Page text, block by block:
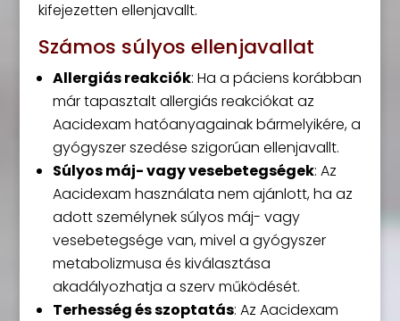
kifejezetten ellenjavallt.
Számos súlyos ellenjavallat
Allergiás reakciók: Ha a páciens korábban
már tapasztalt allergiás reakciókat az
Aacidexam hatóanyagainak bármelyikére, a
gyógyszer szedése szigorúan ellenjavallt.
Súlyos máj- vagy vesebetegségek: Az
Aacidexam használata nem ajánlott, ha az
adott személynek súlyos máj- vagy
vesebetegsége van, mivel a gyógyszer
metabolizmusa és kiválasztása
akadályozhatja a szerv működését.
Terhesség és szoptatás: Az Aacidexam